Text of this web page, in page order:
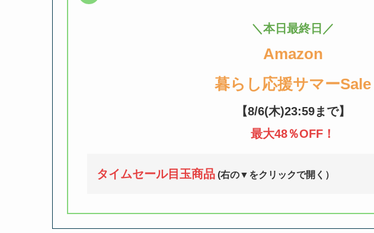
＼本日最終日／
Amazon
暮らし応援サマーSale
【8/6(木)23:59まで】
最大48％OFF！
タイムセール目玉商品 (右の▼をクリックで開く）